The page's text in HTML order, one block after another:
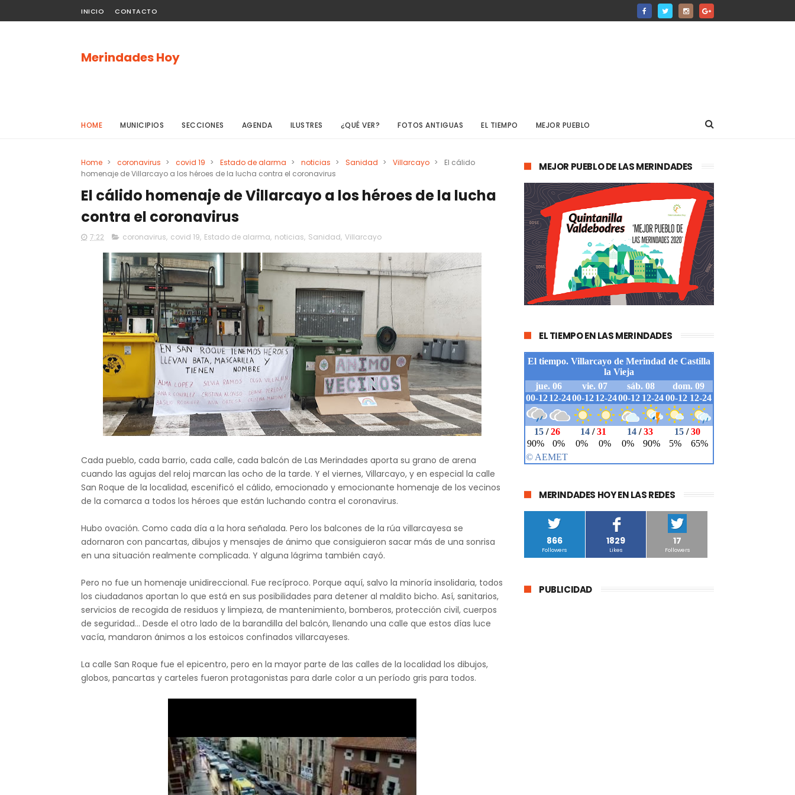
INICIO CONTACTO
Merindades Hoy
HOME MUNICIPIOS SECCIONES AGENDA ILUSTRES ¿QUÉ VER? FOTOS ANTIGUAS EL TIEMPO MEJOR PUEBLO
Home > coronavirus > covid 19 > Estado de alarma > noticias > Sanidad > Villarcayo >
El cálido
homenaje de Villarcayo a los héroes de la lucha contra el coronavirus
El cálido homenaje de Villarcayo a los héroes de la lucha
contra el coronavirus
7:22 coronavirus, covid 19, Estado de alarma, noticias, Sanidad, Villarcayo
Cada pueblo, cada barrio, cada calle, cada balcón de Las Merindades aporta su grano de arena
cuando las agujas del reloj marcan las ocho de la tarde. Y el viernes, Villarcayo, y en especial la calle
San Roque de la localidad, escenificó el cálido, emocionado y emocionante homenaje de los vecinos
de la comarca a todos los héroes que están luchando contra el coronavirus.
Hubo ovación. Como cada día a la hora señalada. Pero los balcones de la rúa villarcayesa se
adornaron con pancartas, dibujos y mensajes de ánimo que consiguieron sacar más de una sonrisa
en una situación realmente complicada. Y alguna lágrima también cayó.
Pero no fue un homenaje unidireccional. Fue recíproco. Porque aquí, salvo la minoría insolidaria, todos
los ciudadanos aportan lo que está en sus posibilidades para detener al maldito bicho. Así, sanitarios,
servicios de recogida de residuos y limpieza, de mantenimiento, bomberos, protección civil, cuerpos
de seguridad... Desde el otro lado de la barandilla del balcón, llenando una calle que estos días luce
vacía, mandaron ánimos a los estoicos confinados villarcayeses.
La calle San Roque fue el epicentro, pero en la mayor parte de las calles de la localidad los dibujos,
globos, pancartas y carteles fueron protagonistas para darle color a un período gris para todos.
MEJOR PUEBLO DE LAS MERINDADES
EL TIEMPO EN LAS MERINDADES
MERINDADES HOY EN LAS REDES
866
Followers
1829
Likes
17
Followers
PUBLICIDAD